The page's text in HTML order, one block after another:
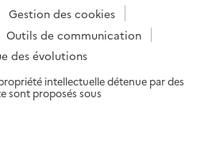
Gestion des cookies
Outils de communication
des évolutions
intellectuelle détenue par des
sont proposés sous